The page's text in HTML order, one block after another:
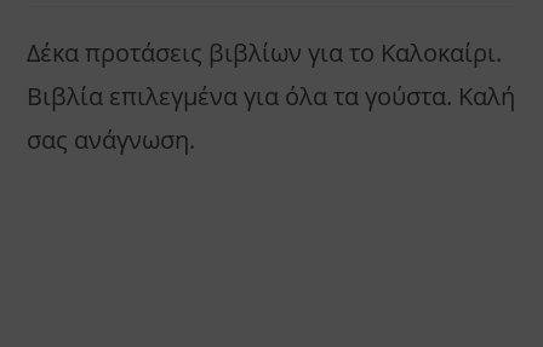
Δέκα προτάσεις βιβλίων για το Καλοκαίρι.
Βιβλία επιλεγμένα για όλα τα γούστα. Καλή
σας ανάγνωση.